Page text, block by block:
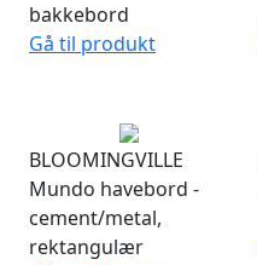
bakkebord
Gå til produkt
BLOOMINGVILLE
Mundo havebord -
cement/metal,
rektangulær